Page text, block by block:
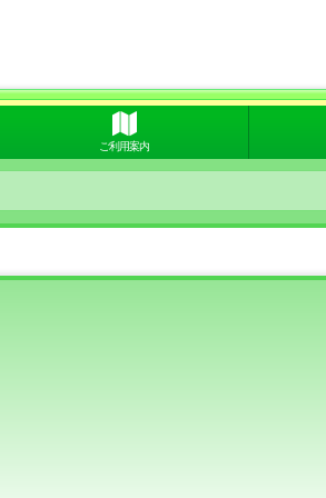
ご利用案内